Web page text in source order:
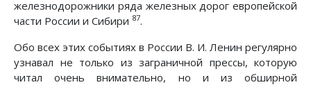
железнодорожники ряда железных дорог европейской
части России и Сибири 87.
Обо всех этих событиях в России В. И. Ленин регулярно
узнавал не только из заграничной прессы, которую
читал очень внимательно, но и из обширной